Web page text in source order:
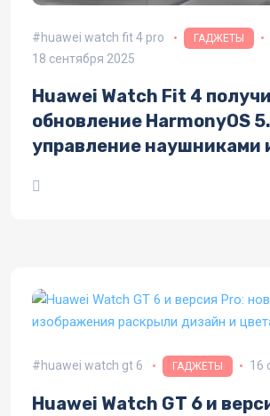
huawei watch fit 4 pro ГАДЖЕТЫ
18 сентября 2025
Huawei Watch Fit 4
обновление HarmonyOS
управление наушниками
huawei watch gt 6 ГАДЖЕТЫ 16
Huawei Watch GT 6 и